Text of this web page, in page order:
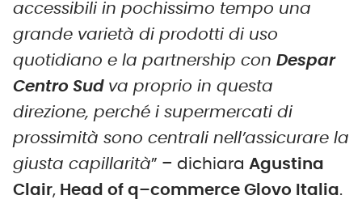
accessibili in pochissimo tempo una
grande varietà di prodotti di uso
quotidiano e la partnership con Despar
Centro Sud va proprio in questa
direzione, perché i supermercati di
prossimità sono centrali nell’assicurare la
giusta capillarità” – dichiara Agustina
Clair, Head of q–commerce Glovo Italia.